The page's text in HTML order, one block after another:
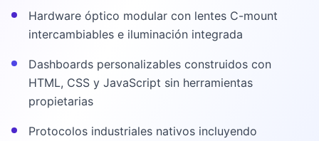
Hardware óptico modular con lentes C-mount
intercambiables e iluminación integrada
Dashboards personalizables construidos con
HTML, CSS y JavaScript sin herramientas
propietarias
Protocolos industriales nativos incluyendo